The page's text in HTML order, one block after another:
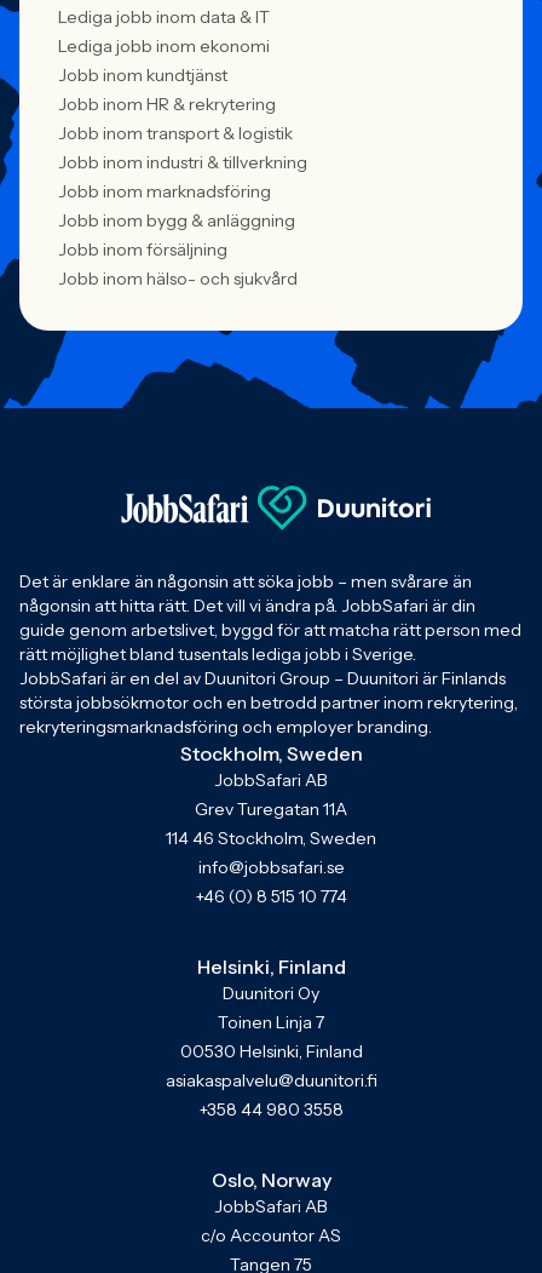
Lediga jobb inom data & IT
Lediga jobb inom ekonomi
Jobb inom kundtjänst
Jobb inom HR & rekrytering
Jobb inom transport & logistik
Jobb inom industri & tillverkning
Jobb inom marknadsföring
Jobb inom bygg & anläggning
Jobb inom försäljning
Jobb inom hälso- och sjukvård
Det är enklare än någonsin att söka jobb – men svårare än
någonsin att hitta rätt. Det vill vi ändra på. JobbSafari är din
guide genom arbetslivet, byggd för att matcha rätt person med
rätt möjlighet bland tusentals lediga jobb i Sverige.
JobbSafari är en del av Duunitori Group – Duunitori är Finlands
största jobbsökmotor och en betrodd partner inom rekrytering,
rekryteringsmarknadsföring och employer branding.
Stockholm, Sweden
JobbSafari AB
Grev Turegatan 11A
114 46 Stockholm, Sweden
info@jobbsafari.se
+46 (0) 8 515 10 774
Helsinki, Finland
Duunitori Oy
Toinen Linja 7
00530 Helsinki, Finland
asiakaspalvelu@duunitori.fi
+358 44 980 3558
Oslo, Norway
JobbSafari AB
c/o Accountor AS
Tangen 75